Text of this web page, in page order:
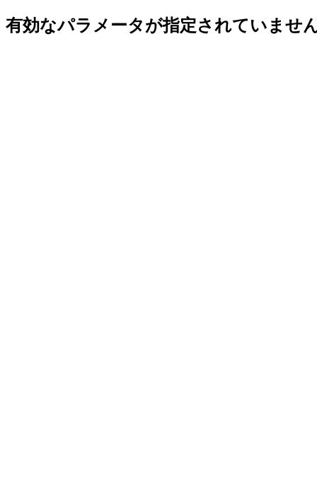
有効なパラメータが指定されていませ